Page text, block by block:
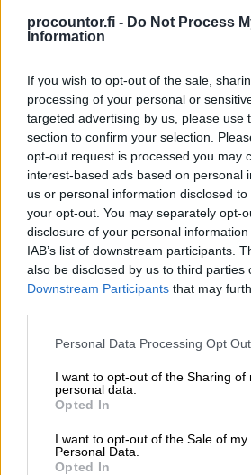
procountor.fi - Do Not Process
Information
If you wish to opt-out of the sale,
processing of your personal or
targeted advertising by us, please use
section to confirm your selection.
opt-out request is processed you may
interest-based ads based on personal
us or personal information disclosed
your opt-out. You may separately opt-
disclosure of your personal
IAB’s list of downstream participants.
also be disclosed by us to third parties
Downstream Participants that may
Please note that this website/app uses
not limited to your visit or usage
grant or deny consent to Google and
use your data for below specified
consent section.
Personal Data Processing Opt
I want to opt-out of the Sharing of
personal data.
Opted In
I want to opt-out of the Sale of my
Personal Data.
Opted In
Lähetä ja vastaanota
standardin mukaisesti.
Validointi ja laadunvarmistus.
Peppol-sanomat tarkistetaan
asiakirjojen sisältö ja rakenne
parantaa tiedon laatua ja
vastaanottaja voi käsitellä
lisäkorjauksia.
Yhteensopiva julkisen
vaatimusten kanssa ja
ulottuvuus
kansainvälistä liiketoimintaa.
sujuvan kansainvälisen
rakenteisen ja yhteensopivan
että ne ovat teknisesti ja
yhdenmukaisia eri maiden välillä.